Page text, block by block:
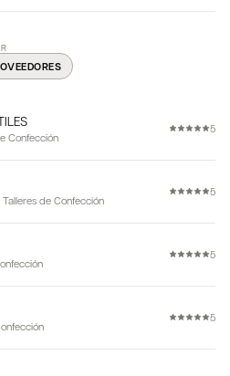
Confección
5
Talleres de Confección
5
5
5